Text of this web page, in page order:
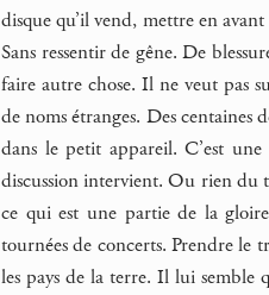
disque qu’il vend, mettre en
Sans ressentir de gêne. De
faire autre chose. Il ne veut pas
de noms étranges. Des
dans le petit appareil. C’est
discussion intervient. Ou rien du
ce qui est une partie de la
tournées de concerts. Prendre le
les pays de la terre. Il lui semble